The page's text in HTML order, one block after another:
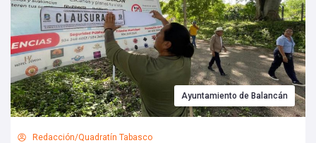
Ayuntamiento de Balancán
Redacción/Quadratín Tabasco